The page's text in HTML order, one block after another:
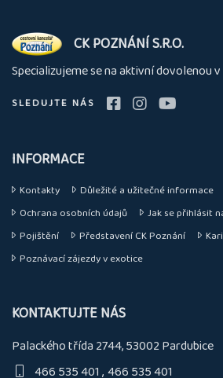
O
nás
CK POZNÁNÍ S.R.O.
Specializujeme se na aktivní dovolenou
SLEDUJTE NÁS
INFORMACE
Kontakty
Důležité a užitečné informace
Ochrana osobních údajů
Jak se přihlásit
Pojištění
Představení CK Poznání
Poznávací zájezdy v exotice
KONTAKTUJTE NÁS
Palackého třída 2744, 53002 Pardubice
466 535 401 466 535 401